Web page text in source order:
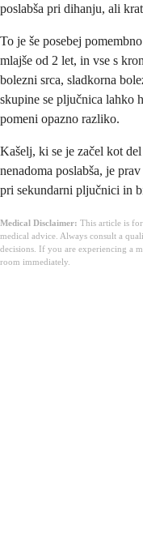
poslabša pri dihanju, ali
To je še posebej
mlajše od 2 let, in vse s
bolezni srca, sladkorna
skupine se pljučnica lahko
pomeni opazno razliko.
Kašelj, ki se je začel kot
nenadoma poslabša, je
pri sekundarni pljučnici in
Medical Disclaimer: This article is
medical advice. Always consult a
decisions. If you are experiencing a
room immediately.